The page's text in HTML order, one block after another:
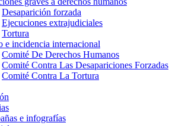
Desaparición forzada​
Ejecuciones extrajudiciales
Tortura
e incidencia internacional
Comité De Derechos Humanos​
Comité Contra Las Desapariciones Forzadas
Comité Contra La Tortura​
e infografías